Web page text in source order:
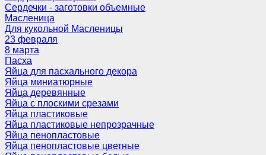
Сердечки - заготовки объемные
Масленица
Для кукольной Масленицы
23 февраля
8 марта
Пасха
Яйца для пасхального декора
Яйца миниатюрные
Яйца деревянные
Яйца с плоскими срезами
Яйца пластиковые
Яйца пластиковые непрозрачные
Яйца пенопластовые
Яйца пенопластовые цветные